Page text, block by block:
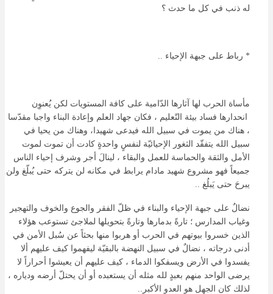
له ذنب في كل ما حدث ؟
* رباط على جبهة الإحياء ..
مأساة الحرب لها آثارها الدّامية على كافة المستويات لكن يُعنوِن
انحدارها فساد بيئة التّعليم ، فكان جهاد العلم وإعادة البناء واجبا مقدّسا
، هناك من يموت في سبيل الله فيدعى شهيدا، وهناك من يحيا في
سبيل الله يتفقّد الثغور الإحيائيّة لنفسٍ واحدةٍ كادت أن تموت لموت
الأمل والثقة والحماسة للعمل والبقاء ، لينالَ أجر وشرف إحياء الناس
جميعاً فهو مشروع شهيد مادام يرابط في مكانه لن يتركه حتى يُبلّغ ولن
يبرحَ حتى يَبلُغ ..
نضالٌ على جبهة الإحياء والبناء في ظلّ الفقر والجوع والخوف والتهجير
وغياب المدارس ؛ تارةً بدمارها وتارةً بتحويلها لملاجئ تستوعب هؤلاء
الذين خسروا بيوتهم في الحرب أو هربوا منها بحثاً عن سُبل الأمن في
أدنى درجاته ، نضالٌ في سبيل النهضة بالبقيّة ليفهموا كيف عليهم ألا
يفسدوا في الأرض ويسفكوا الدماء ، كيف عليهم أن يعيشوا أحراراً لا
يرضى الواحد منهم بعبدٍ لله مثله أن يستعبده أو أن يحتلّ أرضه ودياره ،
لذلك كان الجهل هو العدو الأكبر..